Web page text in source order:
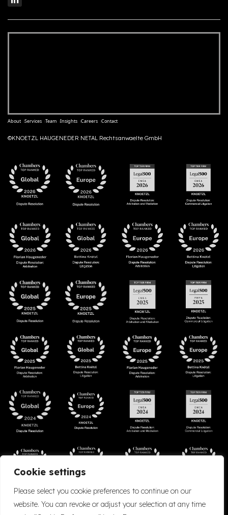
Cookie settings
Please select you cookie preferences to continue on our
website. You can revoke or adjust your selection at any time
About Services Team Insights Careers Contact
©KNOETZL HAUGENEDER NETAL Rechtsanwaelte GmbH